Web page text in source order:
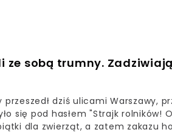
ze sobą trumny.
dziś ulicami Warszawy,
się pod hasłem "Strajk rolników!
dla zwierząt, a zatem zakazu